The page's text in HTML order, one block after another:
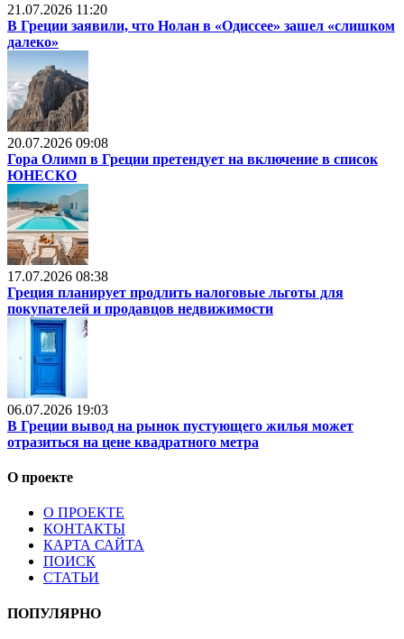
21.07.2026 11:20
В Греции заявили, что Нолан в «Одиссее» зашел «слишком
далеко»
20.07.2026 09:08
Гора Олимп в Греции претендует на включение в список
ЮНЕСКО
17.07.2026 08:38
Греция планирует продлить налоговые льготы для
покупателей и продавцов недвижимости
06.07.2026 19:03
В Греции вывод на рынок пустующего жилья может
отразиться на цене квадратного метра
О проекте
О ПРОЕКТЕ
КОНТАКТЫ
КАРТА САЙТА
ПОИСК
СТАТЬИ
ПОПУЛЯРНО